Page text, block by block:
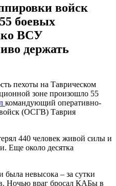
войск
боевых
ВСУ
держать
пехоты на Таврическом
зоне произошло 55
командующий оперативно-
войск (ОСГВ) Таврия
440 человек живой силы и
Еще около десятка
была невысока – за сутки
Ночью враг бросал КАБы в